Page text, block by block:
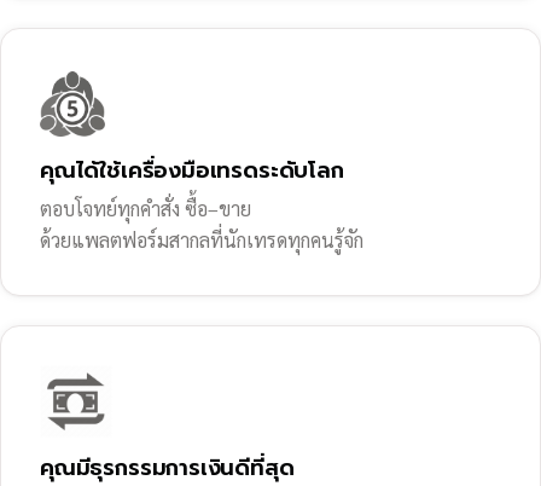
คุณได้ใช้เครื่องมือเทรดระดับโลก
ตอบโจทย์ทุกคำสั่ง ซื้อ–ขาย
ด้วยแพลตฟอร์มสากลที่นักเทรดทุกคนรู้จัก
คุณมีธุรกรรมการเงินดีที่สุด